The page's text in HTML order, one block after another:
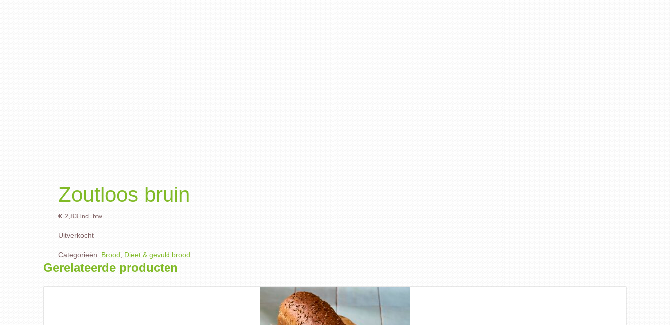
Zoutloos bruin
€ 2,83 incl. btw
Uitverkocht
Categorieën: Brood Dieet & gevuld brood
Gerelateerde producten